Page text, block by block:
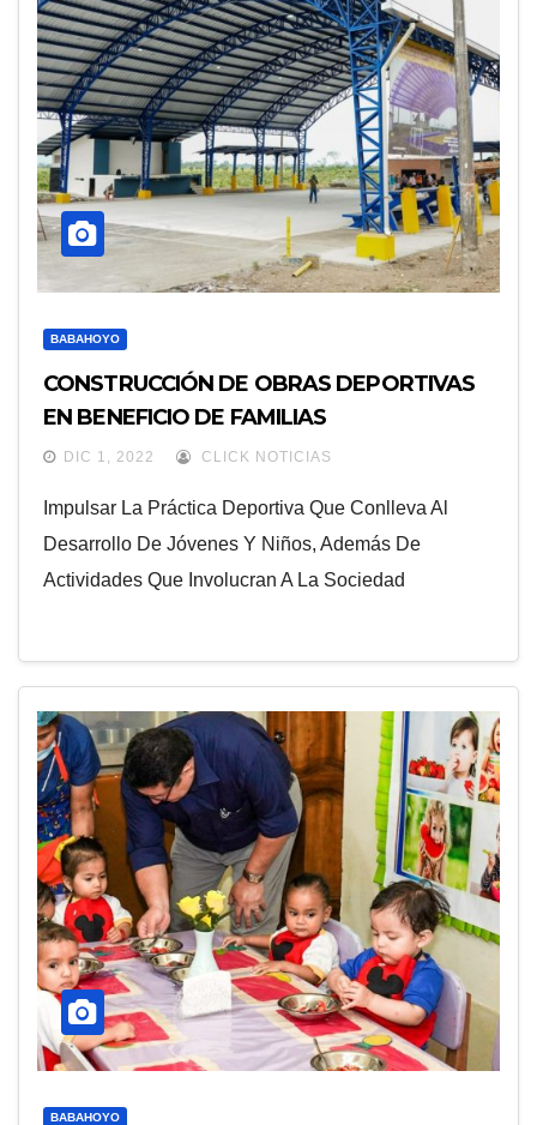
BABAHOYO
CONSTRUCCIÓN DE OBRAS DEPORTIVAS
EN BENEFICIO DE FAMILIAS
BABAHOYENSES
DIC 1, 2022 CLICK NOTICIAS
Impulsar La Práctica Deportiva Que Conlleva Al
Desarrollo De Jóvenes Y Niños, Además De
Actividades Que Involucran A La Sociedad
BABAHOYO